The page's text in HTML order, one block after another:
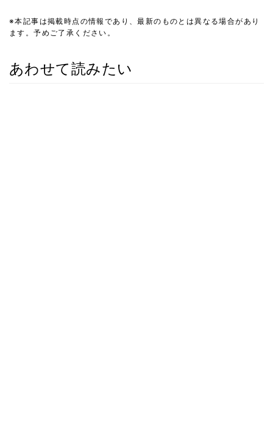
※本記事は掲載時点の情報であり、最新のものとは異なる場合があり
ます。予めご了承ください。
あわせて読みたい